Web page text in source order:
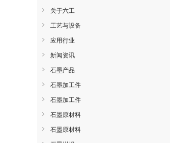
关于六工
工艺与设备
应用行业
新闻资讯
石墨产品
石墨加工件
石墨加工件
石墨原材料
石墨原材料